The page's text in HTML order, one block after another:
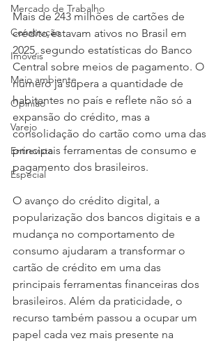
Mercado de Trabalho
Construção
Imóveis
Meio ambiente
Opinião
Varejo
Entrevista
Especial
Mais de 243 milhões de cartões de
crédito estavam ativos no Brasil em
2025, segundo estatísticas do Banco
Central sobre meios de pagamento. O
número já supera a quantidade de
habitantes no país e reflete não só a
expansão do crédito, mas a
consolidação do cartão como uma das
principais ferramentas de consumo e
pagamento dos brasileiros.
O avanço do crédito digital, a
popularização dos bancos digitais e a
mudança no comportamento de
consumo ajudaram a transformar o
cartão de crédito em uma das
principais ferramentas financeiras dos
brasileiros. Além da praticidade, o
recurso também passou a ocupar um
papel cada vez mais presente na